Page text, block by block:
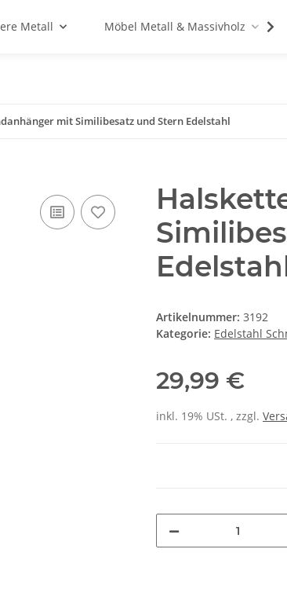
Metall Möbel Metall & Massivholz
mit Similibesatz und Stern Edelstahl
Artikelnummer: 3192
Kategorie: Edelstahl
29,99 €
inkl. 19% USt. , zzgl.